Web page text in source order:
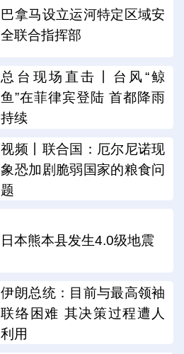
巴拿马设立运河特定区域安
全联合指挥部
总台现场直击丨台风“鲸
鱼”在菲律宾登陆 首都降雨
持续
视频丨联合国：厄尔尼诺现
象恐加剧脆弱国家的粮食问
题
日本熊本县发生4.0级地震
伊朗总统：目前与最高领袖
联络困难 其决策过程遭人
利用